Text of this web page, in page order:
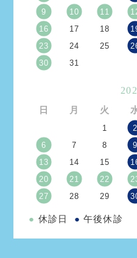
9
10 11
16
17 18
23
24 25
30
31
日
月 火
1 2
6
7 8 9
13
14 15
20
21 22
27
28 29
● 休診日 ● 午後休診